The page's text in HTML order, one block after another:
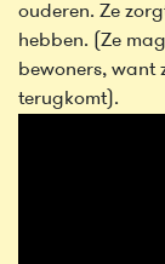
ouderen. Ze
hebben. (Ze
bewoners, want
terugkomt).